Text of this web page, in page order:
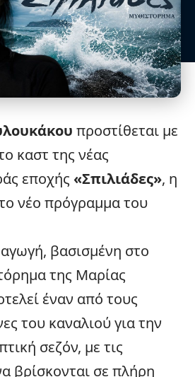
προστίθεται με
καστ της νέας
εποχής «Σπιλιάδες», η
νέο πρόγραμμα του
βασισμένη στο
της Μαρίας
έναν από τους
του καναλιού για την
σεζόν, με τις
βρίσκονται σε πλήρη